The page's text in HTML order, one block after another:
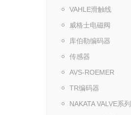
VAHLE滑触线
威格士电磁阀
库伯勒编码器
传感器
AVS-ROEMER
TR编码器
NAKATA VALVE系列